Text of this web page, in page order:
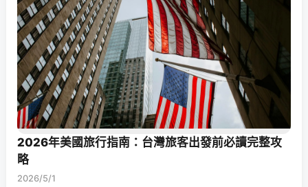
2026年美國旅行指南：台灣旅客出發前必讀完整攻
略
2026/5/1